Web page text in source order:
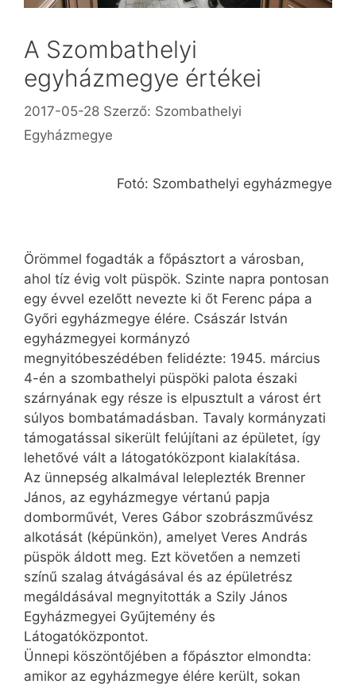
A Szombathelyi
egyházmegye értékei
2017-05-28 Szerző: Szombathelyi
Egyházmegye
Fotó: Szombathelyi egyházmegye
Örömmel fogadták a főpásztort a városban,
ahol tíz évig volt püspök. Szinte napra pontosan
egy évvel ezelőtt nevezte ki őt Ferenc pápa a
Győri egyházmegye élére. Császár István
egyházmegyei kormányzó
megnyitóbeszédében felidézte: 1945. március
4-én a szombathelyi püspöki palota északi
szárnyának egy része is elpusztult a várost ért
súlyos bombatámadásban. Tavaly kormányzati
támogatással sikerült felújítani az épületet, így
lehetővé vált a látogatóközpont kialakítása.
Az ünnepség alkalmával leleplezték Brenner
János, az egyházmegye vértanú papja
domborművét, Veres Gábor szobrászművész
alkotását (képünkön), amelyet Veres András
püspök áldott meg. Ezt követően a nemzeti
színű szalag átvágásával és az épületrész
megáldásával megnyitották a Szily János
Egyházmegyei Gyűjtemény és
Látogatóközpontot.
Ünnepi köszöntőjében a főpásztor elmondta:
amikor az egyházmegye élére került, sokan